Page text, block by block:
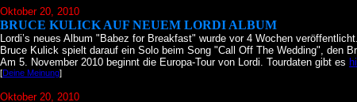
Oktober 20, 2010
BRUCE KULICK AUF NEUEM LORDI ALBUM
Lordi’s neues Album "Babez for Breakfast" wurde vor 4 Wochen veröffentlicht.
Bruce Kulick spielt darauf ein Solo beim Song "Call Off The Wedding", den
Am 5. November 2010 beginnt die Europa-Tour von Lordi. Tourdaten gibt es
[Deine Meinung]
Oktober 20, 2010